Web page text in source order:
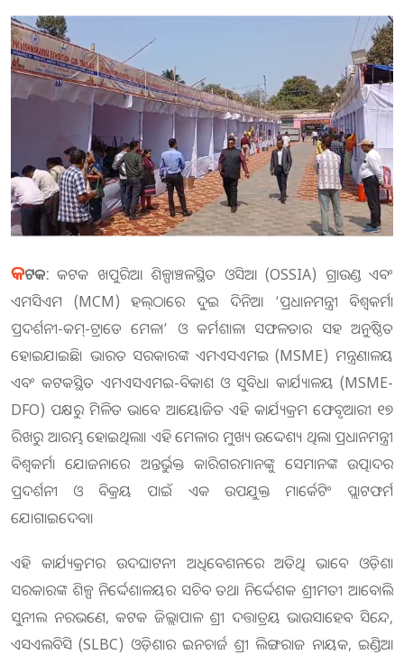
କଟକ: କଟକ ଖପୁରିଆ ଶିଳ୍ପାଞ୍ଚଳସ୍ଥିତ ଓସିଆ (OSSIA) ଗ୍ରାଉଣ୍ଡ ଏବଂ
ଏମସିଏମ (MCM) ହଲ୍‌ଠାରେ ଦୁଇ ଦିନିଆ ‘ପ୍ରଧାନମନ୍ତ୍ରୀ ବିଶ୍ୱକର୍ମା
ପ୍ରଦର୍ଶନୀ-କମ୍-ଟ୍ରାଡେ ମେଳା’ ଓ କର୍ମଶାଳା ସଫଳତାର ସହ ଅନୁଷ୍ଠିତ
ହୋଇଯାଇଛି। ଭାରତ ସରକାରଙ୍କ ଏମଏସଏମଇ (MSME) ମନ୍ତ୍ରଣାଳୟ
ଏବଂ କଟକସ୍ଥିତ ଏମଏସଏମଇ-ବିକାଶ ଓ ସୁବିଧା କାର୍ଯ୍ୟାଳୟ (MSME-
DFO) ପକ୍ଷରୁ ମିଳିତ ଭାବେ ଆୟୋଜିତ ଏହି କାର୍ଯ୍ୟକ୍ରମ ଫେବୃଆରୀ ୧୭
ରିଖରୁ ଆରମ୍ଭ ହୋଇଥିଲା। ଏହି ମେଳାର ମୁଖ୍ୟ ଉଦ୍ଦେଶ୍ୟ ଥିଲା ପ୍ରଧାନମନ୍ତ୍ରୀ
ବିଶ୍ୱକର୍ମା ଯୋଜନାରେ ଅନ୍ତର୍ଭୁକ୍ତ କାରିଗରମାନଙ୍କୁ ସେମାନଙ୍କ ଉତ୍ପାଦର
ପ୍ରଦର୍ଶନୀ ଓ ବିକ୍ରୟ ପାଇଁ ଏକ ଉପଯୁକ୍ତ ମାର୍କେଟିଂ ପ୍ଲାଟଫର୍ମ
ଯୋଗାଇଦେବା।
ଏହି କାର୍ଯ୍ୟକ୍ରମର ଉଦଘାଟନୀ ଅଧିବେଶନରେ ଅତିଥି ଭାବେ ଓଡ଼ିଶା
ସରକାରଙ୍କ ଶିଳ୍ପ ନିର୍ଦ୍ଦେଶାଳୟର ସଚିବ ତଥା ନିର୍ଦ୍ଦେଶକ ଶ୍ରୀମତୀ ଆବୋଲି
ସୁନୀଲ ନରଭଣେ, କଟକ ଜିଲ୍ଲାପାଳ ଶ୍ରୀ ଦତ୍ତାତ୍ରୟ ଭାଉସାହେବ ସିନ୍ଦେ,
ଏସଏଲବିସି (SLBC) ଓଡ଼ିଶାର ଇନଚାର୍ଜ ଶ୍ରୀ ଲିଙ୍ଗରାଜ ନାୟକ, ଇଣ୍ଡିଆ